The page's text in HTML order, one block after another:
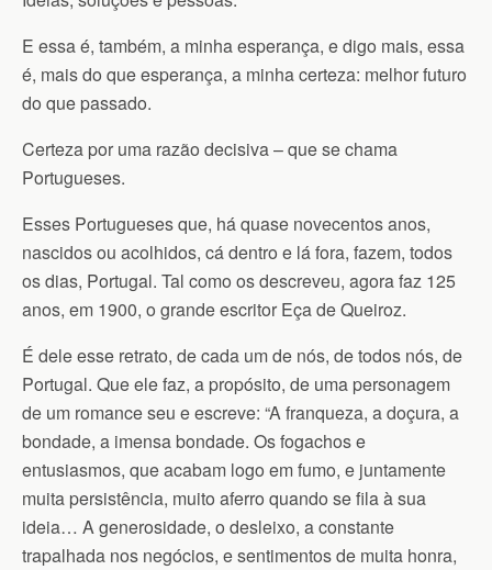
E essa é, também, a minha esperança, e digo mais, essa
é, mais do que esperança, a minha certeza: melhor futuro
do que passado.
Certeza por uma razão decisiva – que se chama
Portugueses.
Esses Portugueses que, há quase novecentos anos,
nascidos ou acolhidos, cá dentro e lá fora, fazem, todos
os dias, Portugal. Tal como os descreveu, agora faz 125
anos, em 1900, o grande escritor Eça de Queiroz.
É dele esse retrato, de cada um de nós, de todos nós, de
Portugal. Que ele faz, a propósito, de uma personagem
de um romance seu e escreve: “A franqueza, a doçura, a
bondade, a imensa bondade. Os fogachos e
entusiasmos, que acabam logo em fumo, e juntamente
muita persistência, muito aferro quando se fila à sua
ideia… A generosidade, o desleixo, a constante
trapalhada nos negócios, e sentimentos de muita honra,